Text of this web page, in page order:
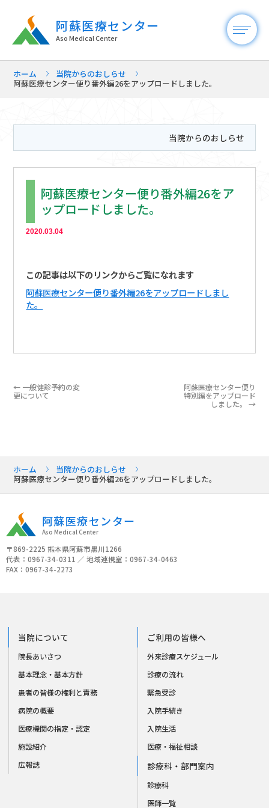
阿蘇医療センター
Aso Medical Center
ホーム
当院からのおしらせ
阿蘇医療センター便り番外編26をアップロードしました。
当院からのおしらせ
阿蘇医療センター便り番外編26をア
ップロードしました。
2020.03.04
この記事は以下のリンクからご覧になれます
阿蘇医療センター便り番外編26をアップロードしまし
た。
← 一般健診予約の変
更について
阿蘇医療センター便り
特別編をアップロード
しました。 →
ホーム
当院からのおしらせ
阿蘇医療センター便り番外編26をアップロードしました。
阿蘇医療センター
Aso Medical Center
〒869-2225 熊本県阿蘇市黒川1266
代表：0967-34-0311 ／ 地域連携室：0967-34-0463
FAX：0967-34-2273
当院について
院長あいさつ
基本理念・基本方針
患者の皆様の権利と責務
病院の概要
医療機関の指定・認定
施設紹介
広報誌
ご利用の皆様へ
外来診療スケジュール
診療の流れ
緊急受診
入院手続き
入院生活
医療・福祉相談
診療科・部門案内
診療科
医師一覧